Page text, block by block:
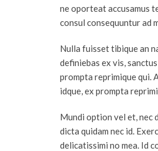
ne oporteat accusamus
consul consequuntur ad
Nulla fuisset tibique an
definiebas ex vis,
prompta reprimique qui.
idque, ex prompta
Mundi option vel et, nec
dicta quidam nec id.
delicatissimi no mea. Id